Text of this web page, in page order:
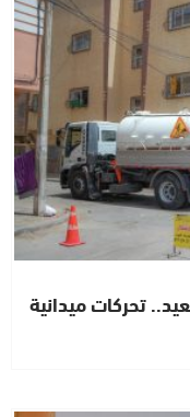
تحركات ميدانية